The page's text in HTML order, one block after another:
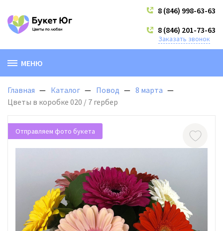
8 (846) 998-63-63
8 (846) 201-73-63
Заказать звонок
МЕНЮ
Главная Каталог Повод
8 марта
Цветы в коробке 020 / 7 гербер
Отправляем фото букета